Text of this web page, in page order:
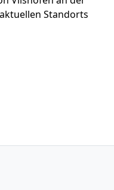
Standorts